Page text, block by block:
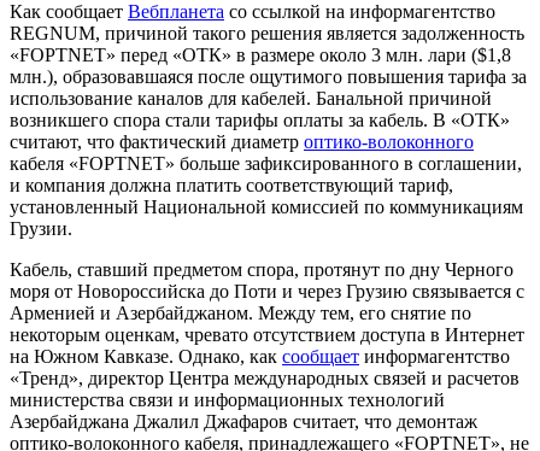
Как сообщает Вебпланета со ссылкой на информагентство
REGNUM, причиной такого решения является задолженность
«FOPTNET» перед «ОТК» в размере около 3 млн. лари ($1,8
млн.), образовавшаяся после ощутимого повышения тарифа за
использование каналов для кабелей. Банальной причиной
возникшего спора стали тарифы оплаты за кабель. В «ОТК»
считают, что фактический диаметр оптико-волоконного
кабеля «FOPTNET» больше зафиксированного в соглашении,
и компания должна платить соответствующий тариф,
установленный Национальной комиссией по коммуникациям
Грузии.
Кабель, ставший предметом спора, протянут по дну Черного
моря от Новороссийска до Поти и через Грузию связывается с
Арменией и Азербайджаном. Между тем, его снятие по
некоторым оценкам, чревато отсутствием доступа в Интернет
на Южном Кавказе. Однако, как сообщает информагентство
«Тренд», директор Центра международных связей и расчетов
министерства связи и информационных технологий
Азербайджана Джалил Джафаров считает, что демонтаж
оптико-волоконного кабеля, принадлежащего «FOPTNET», не